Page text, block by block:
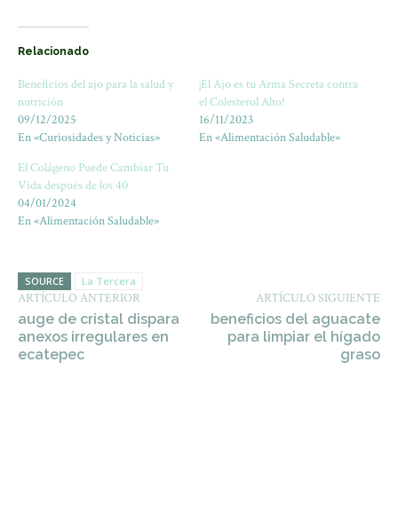
Relacionado
Beneficios del ajo para la salud y
nutrición
09/12/2025
En «Curiosidades y Noticias»
¡El Ajo es tu Arma Secreta contra
el Colesterol Alto!
16/11/2023
En «Alimentación Saludable»
El Colágeno Puede Cambiar Tu
Vida después de los 40
04/01/2024
En «Alimentación Saludable»
SOURCE La Tercera
ARTÍCULO ANTERIOR
auge de cristal dispara
anexos irregulares en
ecatepec
ARTÍCULO SIGUIENTE
beneficios del aguacate
para limpiar el hígado
graso